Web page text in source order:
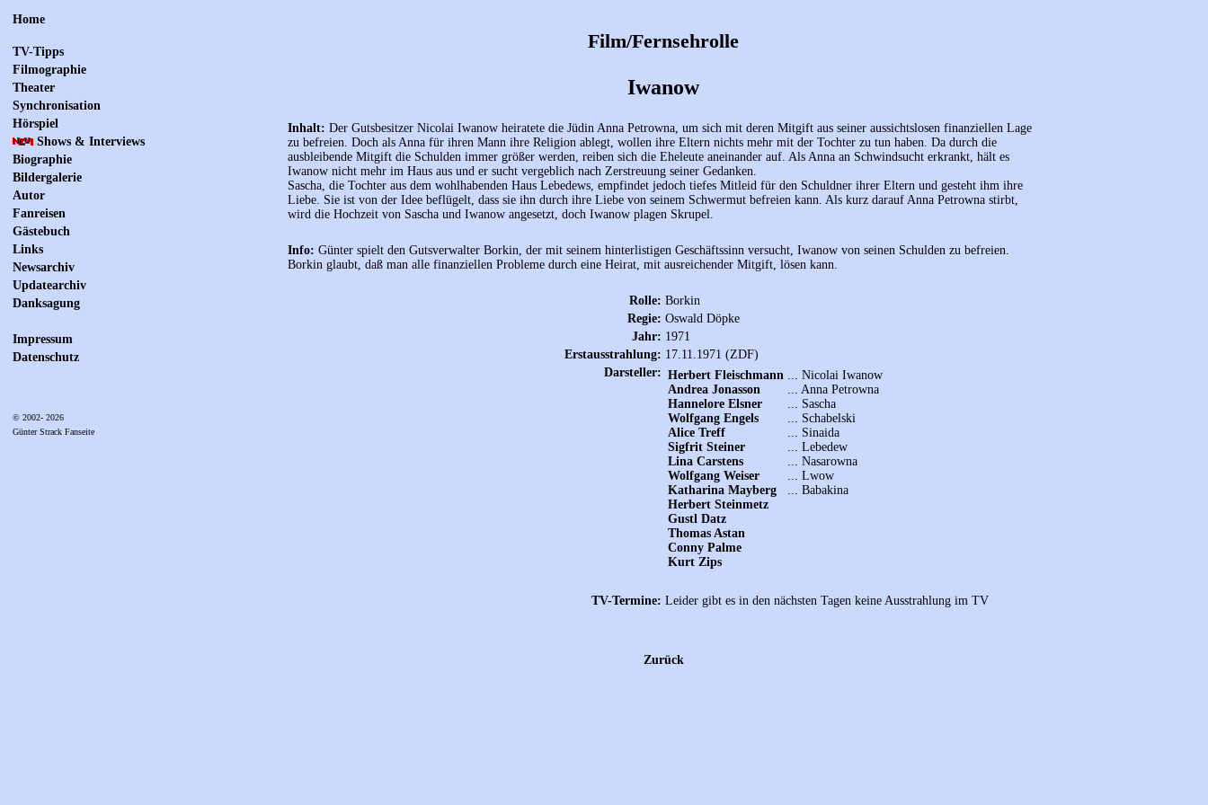
Home
TV-Tipps
Filmographie
Theater
Synchronisation
Hörspiel
Shows & Interviews
Biographie
Bildergalerie
Autor
Fanreisen
Gästebuch
Links
Newsarchiv
Updatearchiv
Danksagung
Impressum
Datenschutz
© 2002- 2026
Günter Strack Fanseite
Film/Fernsehrolle
Iwanow
Inhalt: Der Gutsbesitzer Nicolai Iwanow heiratete die Jüdin Anna Petrowna, um sich mit deren Mitgift aus seiner aussichtslosen finanziellen Lage
zu befreien. Doch als Anna für ihren Mann ihre Religion ablegt, wollen ihre Eltern nichts mehr mit der Tochter zu tun haben. Da durch die
ausbleibende Mitgift die Schulden immer größer werden, reiben sich die Eheleute aneinander auf. Als Anna an Schwindsucht erkrankt, hält es
Iwanow nicht mehr im Haus aus und er sucht vergeblich nach Zerstreuung seiner Gedanken.
Sascha, die Tochter aus dem wohlhabenden Haus Lebedews, empfindet jedoch tiefes Mitleid für den Schuldner ihrer Eltern und gesteht ihm ihre
Liebe. Sie ist von der Idee beflügelt, dass sie ihn durch ihre Liebe von seinem Schwermut befreien kann. Als kurz darauf Anna Petrowna stirbt,
wird die Hochzeit von Sascha und Iwanow angesetzt, doch Iwanow plagen Skrupel.
Info: Günter spielt den Gutsverwalter Borkin, der mit seinem hinterlistigen Geschäftssinn versucht, Iwanow von seinen Schulden zu befreien.
Borkin glaubt, daß man alle finanziellen Probleme durch eine Heirat, mit ausreichender Mitgift, lösen kann.
Rolle: Borkin
Regie: Oswald Döpke
Jahr: 1971
Erstausstrahlung: 17.11.1971 (ZDF)
Darsteller: Herbert Fleischmann
Andrea Jonasson
Hannelore Elsner
Wolfgang Engels
Alice Treff
Sigfrit Steiner
Lina Carstens
Wolfgang Weiser
Katharina Mayberg
Herbert Steinmetz
Gustl Datz
Thomas Astan
Conny Palme
Kurt Zips
... Nicolai Iwanow
... Anna Petrowna
... Sascha
... Schabelski
... Sinaida
... Lebedew
... Nasarowna
... Lwow
... Babakina
TV-Termine: Leider gibt es in den nächsten Tagen keine Ausstrahlung im TV
Zurück